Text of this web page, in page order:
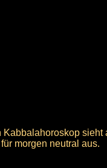
sieht
morgen neutral aus.